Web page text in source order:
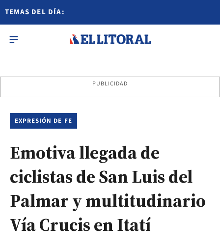
TEMAS DEL DÍA:
PUBLICIDAD
EXPRESIÓN DE FE
Emotiva llegada de
ciclistas de San Luis del
Palmar y multitudinario
Vía Crucis en Itatí